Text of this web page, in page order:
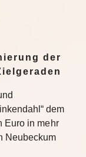
der
dem
Euro in mehr
Neubeckum